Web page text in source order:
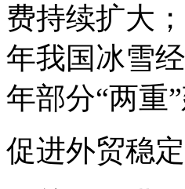
费持续扩大
年我国冰雪
年部分“两重
促进外贸稳